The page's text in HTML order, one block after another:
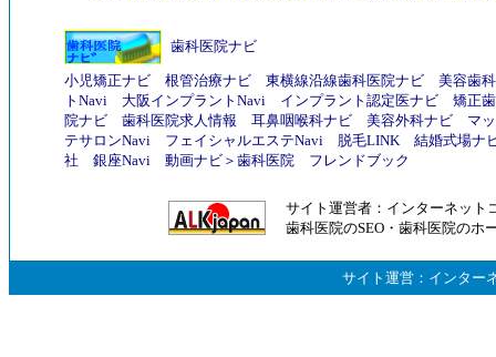
歯科医院ナビ
小児矯正ナビ 根管治療ナビ 東横線沿線歯科医院ナビ
美容歯
トNavi
大阪インプラントNavi インプラント認定医ナビ
矯正
院ナビ
歯科医院求人情報 耳鼻咽喉科ナビ 美容外科ナビ
マ
テサロンNavi
フェイシャルエステNavi 脱毛LINK
結婚式場ナ
社
銀座Navi 動画ナビ ＞ 歯科医院 フレンドブック
サイト運営者： インターネット
歯科医院のSEO ・ 歯科医院のホ
サイト運営： インター